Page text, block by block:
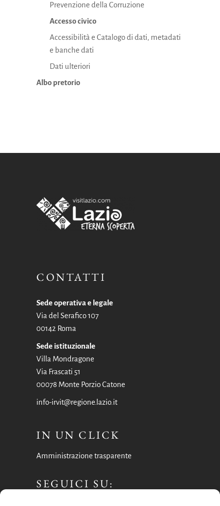
Prevenzione della Corruzione
Accesso civico
Accessibilità e Catalogo di dati, metadati
e banche dati
Dati ulteriori
Albo pretorio
CONTATTI
Sede operativa e legale
Via del Serafico 107
00142 Roma
Sede istituzionale
Villa Mondragone
Via Frascati 51
00078 Monte Porzio Catone
info-irvit@regione.lazio.it
IN UN CLICK
Amministrazione trasparente
SEGUICI SU: